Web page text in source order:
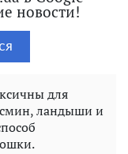
новости!
для
ландыши и